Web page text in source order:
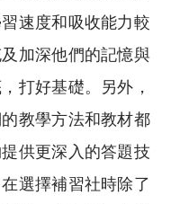
速度和吸收能力較
加深他們的記憶與
打好基礎。另外，
教學方法和教材都
供更深入的答題技
選擇補習社時除了